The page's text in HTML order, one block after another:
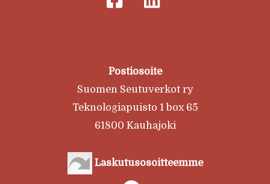
Postiosoite
Suomen Seutuverkot ry
Teknologiapuisto 1 box 65
61800 Kauhajoki
Laskutusosoitteemme